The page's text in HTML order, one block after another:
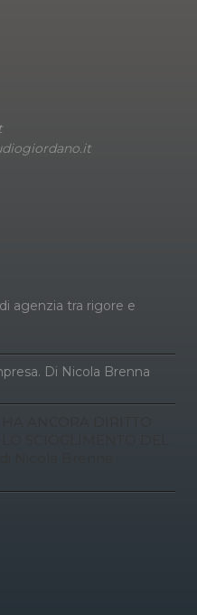
agenzia tra rigore e
Di Nicola Brenna